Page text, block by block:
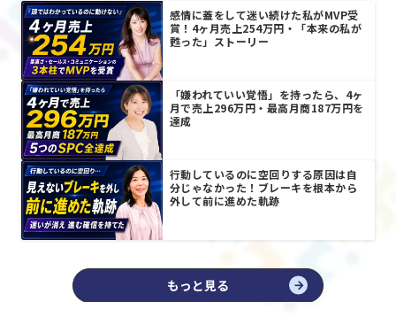
感情に蓋をして迷い続けた私がMVP受
賞！4ヶ月売上254万円・「本来の私が
甦った」ストーリー
「嫌われていい覚悟」を持ったら、4ヶ
月で売上296万円・最高月商187万円を
達成
行動しているのに空回りする原因は自
分じゃなかった！ブレーキを根本から
外して前に進めた軌跡
もっと見る